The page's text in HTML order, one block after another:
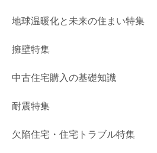
地球温暖化と未来の住まい特集
擁壁特集
中古住宅購入の基礎知識
耐震特集
欠陥住宅・住宅トラブル特集